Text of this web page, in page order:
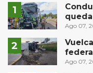
Ago 07,
Ago 07,